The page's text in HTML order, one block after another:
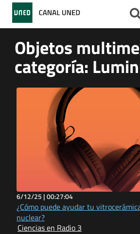
Objetos
categoría:
6/12/25 |00:27:04
¿Cómo puede ayudar tu
nuclear?
Ciencias en Radio 3